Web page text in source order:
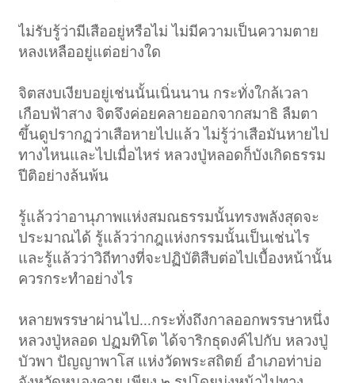
ไม่รับรู้ว่ามีเสืออยู่หรือไม่ ไม่มีความเป็นความตาย
หลงเหลืออยู่แต่อย่างใด
จิตสงบเงียบอยู่เช่นนั้นเนิ่นนาน กระทั่งใกล้เวลา
เกือบฟ้าสาง จิตจึงค่อยคลายออกจากสมาธิ ลืมตา
ขึ้นดูปรากฏว่าเสือหายไปแล้ว ไม่รู้ว่าเสือมันหายไป
ทางไหนและไปเมื่อไหร่ หลวงปู่หลอดก็บังเกิดธรรม
ปีติอย่างล้นพ้น
รู้แล้วว่าอานุภาพแห่งสมณธรรมนั้นทรงพลังสุดจะ
ประมาณได้ รู้แล้วว่ากฎแห่งกรรมนั้นเป็นเช่นไร
และรู้แล้วว่าวิถีทางที่จะปฏิบัติสืบต่อไปเบื้องหน้านั้น
ควรกระทำอย่างไร
หลายพรรษาผ่านไป...กระทั่งถึงกาลออกพรรษาหนึ่ง
หลวงปู่หลอด ปฏมทิโต ได้จาริกธุดงค์ไปกับ หลวงปู่
บัวพา ปัญญาพาโส แห่งวัดพระสถิตย์ อำเภอท่าบ่อ